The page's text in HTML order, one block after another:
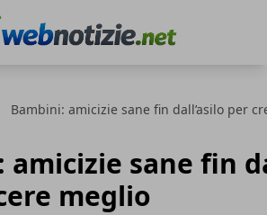
Bambini: amicizie sane fin dall’asilo per
amicizie sane fin
meglio